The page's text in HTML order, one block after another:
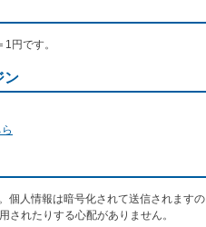
円です。
ン
個人情報は暗号化されて送信されますの
されたりする心配がありません。